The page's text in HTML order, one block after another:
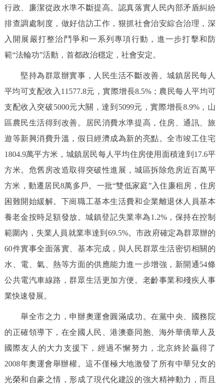
行政、廉潔從政水準不斷提高。認真落實人民內部矛盾糾紛
排查調處制度，做好信訪工作，狠抓社會治安綜合治理，深
入開展嚴打整治鬥爭和一系列專項行動，進一步打擊和防
範“法輪功”活動，首都政治穩定，社會安定。
堅持為群眾辦實事，人民生活不斷改善。城鎮居民每人
平均可支配收入11577.8元，實際增長8.5%；農民每人平均可
支配收入突破5000元大關，達到5099元，實際增長8.9%，山
區農民生活得到改善。居民消費水準提高，住房、通訊、旅
遊等新興消費升溫，假日經濟成為新的亮點。全市竣工住宅
1804.9萬平方米，城鎮居民每人平均住房使用面積達到17.6平
方米。危舊房改造取得突破性進展，城區拆除危房近百萬平
方米，動遷居民8萬多戶。一批“雙低家庭”入住廉租房，住房
困難開始緩解。下崗職工基本生活費和企業離退休人員基本
養老金按時足額發放。城鎮登記失業率為1.2%，保持在控制
範圍內，失業人員就業率達到69.5%。市政府確定為群眾辦的
60件實事全面落實、基本完成，與人民群眾生活密切相關的
水、電、氣、熱等方面的供應能力進一步增強，新開通54條
公共電汽車線路，群眾生活更加方便。老齡事業和殘疾人事
業快速發展。
舉全市之力，申辦奧運會圓滿成功。在黨中央、國務院
的正確領導下，在全國人民、港澳臺同胞、海外華僑華人及
國際友人的大力支援下，經過不懈努力，北京終於贏得了
2008年奧運會舉辦權。這不僅極大地激發了所有中華兒女的
光榮和自豪之情，形成了現代化建設的強大精神動力，而且